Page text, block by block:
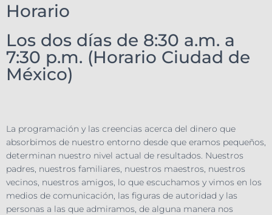
Horario
Los dos días de 8:30 a.m. a
7:30 p.m. (Horario Ciudad de
México)
La programación y las creencias acerca del dinero que
absorbimos de nuestro entorno desde que eramos pequeños,
determinan nuestro nivel actual de resultados. Nuestros
padres, nuestros familiares, nuestros maestros, nuestros
vecinos, nuestros amigos, lo que escuchamos y vimos en los
medios de comunicación, las figuras de autoridad y las
personas a las que admiramos, de alguna manera nos